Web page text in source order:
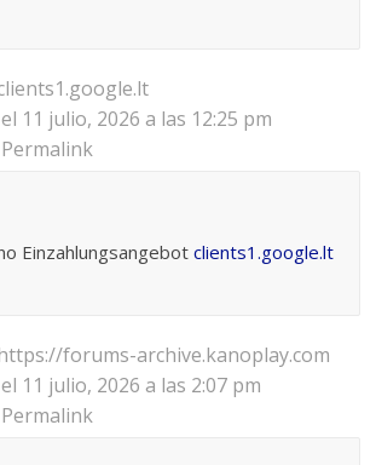
el 11 julio, 2026 a las 12:25 pm
Permalink
Einzahlungsangebotclients1.google.lt
forums-archive.kanoplay.com
el 11 julio, 2026 a las 2:07 pm
Permalink